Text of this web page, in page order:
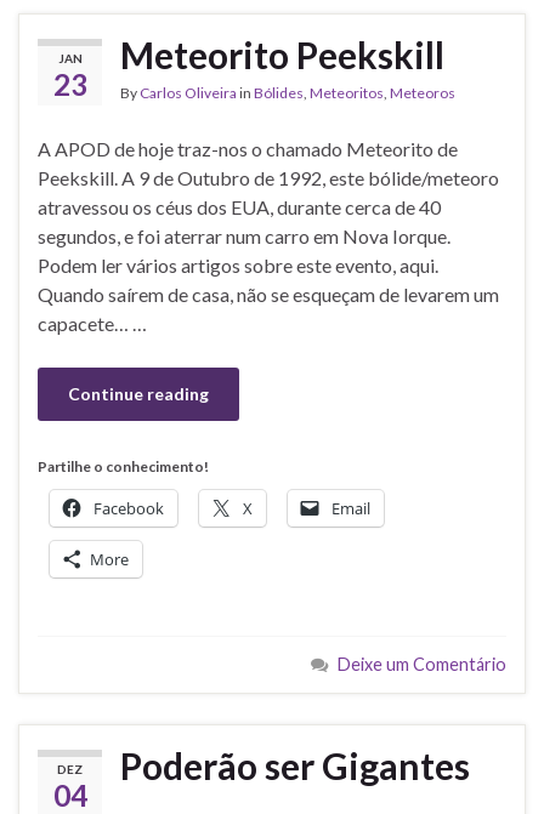
JAN
23
Meteorito Peekskill
By Carlos Oliveira in Bólides Meteoritos Meteoros
A APOD de hoje traz-nos o chamado Meteorito de
Peekskill. A 9 de Outubro de 1992, este bólide/meteoro
atravessou os céus dos EUA, durante cerca de 40
segundos, e foi aterrar num carro em Nova Iorque.
Podem ler vários artigos sobre este evento, aqui.
Quando saírem de casa, não se esqueçam de levarem um
capacete… …
Continue reading
Partilhe o conhecimento!
Facebook X Email
More
Deixe um Comentário
DEZ
04
Poderão ser Gigantes